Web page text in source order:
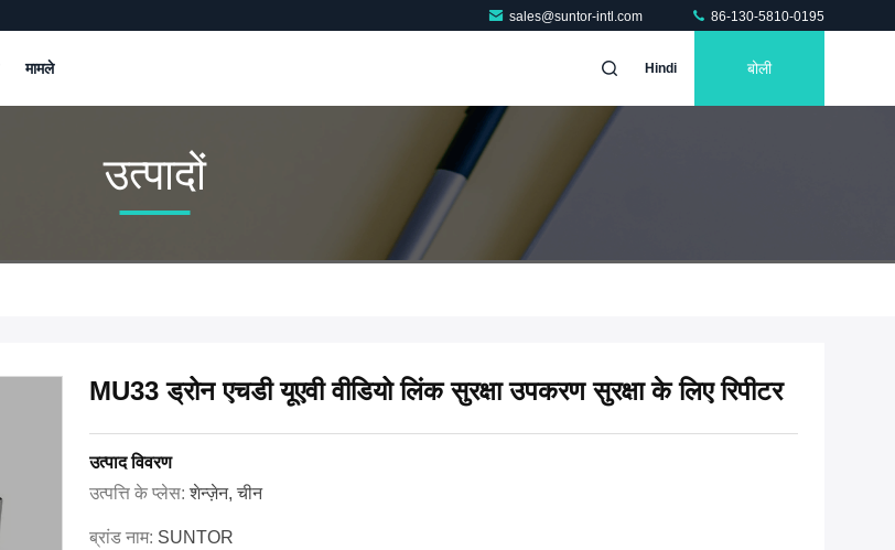
sales@suntor-intl.com 86-130-5810-0195
मामले Hindi बोली
उत्पादों
MU33 ड्रोन एचडी यूएवी वीडियो लिंक सुरक्षा उपकरण सुरक्षा के लिए रिपीटर
उत्पाद विवरण
उत्पत्ति के प्लेस:शेन्ज़ेन, चीन
ब्रांड नाम: SUNTOR